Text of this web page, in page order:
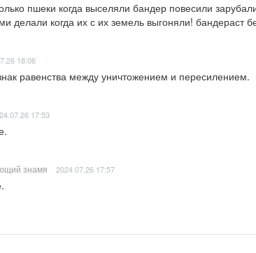
пшеки когда выселяли бандер повесили
делали когда их с их земель выгоняли! бандераст
18:06
равенства между уничтожением и пересилением.
17:53
знамя 2024.07.26 17:57